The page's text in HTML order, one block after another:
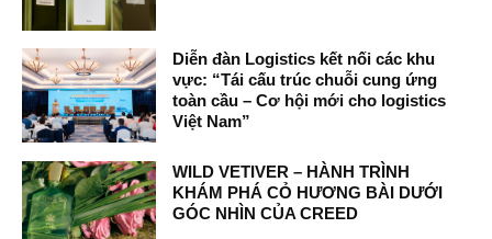
Diễn đàn Logistics kết nối các khu
vực: “Tái cấu trúc chuỗi cung ứng
toàn cầu – Cơ hội mới cho logistics
Việt Nam”
WILD VETIVER – HÀNH TRÌNH
KHÁM PHÁ CỎ HƯƠNG BÀI DƯỚI
GÓC NHÌN CỦA CREED